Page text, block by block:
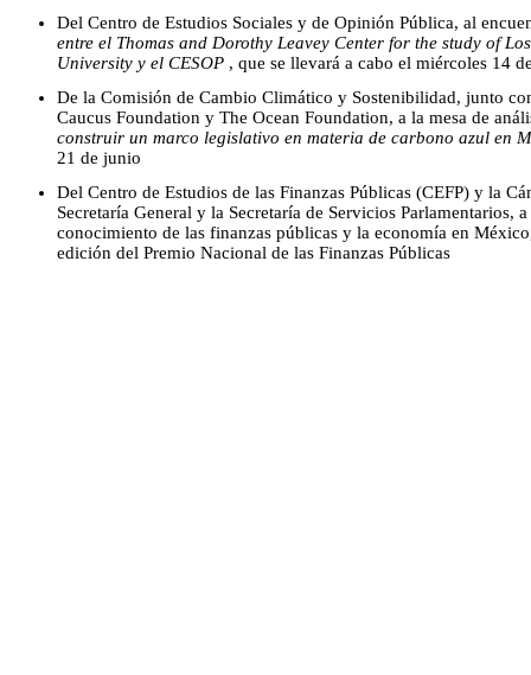
Del Centro de Estudios Sociales y de Opinión Pública, al
entre el Thomas and Dorothy Leavey Center for the study of
University y el CESOP , que se llevará a cabo el miércoles 14
De la Comisión de Cambio Climático y Sostenibilidad, junto
Caucus Foundation y The Ocean Foundation, a la mesa de
construir un marco legislativo en materia de carbono azul en
21 de junio
Del Centro de Estudios de las Finanzas Públicas (CEFP) y la
Secretaría General y la Secretaría de Servicios Parlamentarios,
conocimiento de las finanzas públicas y la economía en
edición del Premio Nacional de las Finanzas Públicas